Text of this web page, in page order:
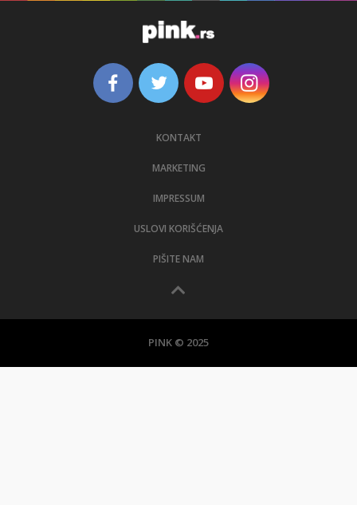
KONTAKT
MARKETING
IMPRESSUM
USLOVI KORIŠĆENJA
PIŠITE NAM
PINK © 2025